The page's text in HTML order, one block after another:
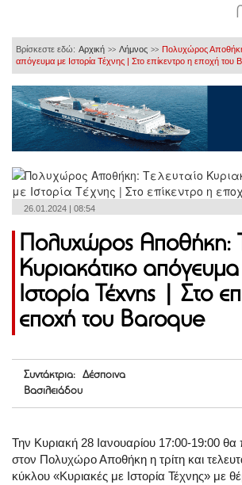
Βρίσκεστε εδώ: Αρχική >> Λήμνος >> Πολυχώρος
απόγευμα με Ιστορία Τέχνης | Στο επίκεντρο η εποχή του
26.01.2024 | 08:54
Πολυχώρος Αποθήκη:
Κυριακάτικο
Ιστορία Τέχνης | Στο
εποχή του Baroque
Συντάκτρια: Δέσποινα
Βασιλειάδου
Την Κυριακή 28 Ιανουαρίου 17:00-19:00 θα
στον Πολυχώρο Αποθήκη η τρίτη και
κύκλου «Κυριακές με Ιστορία Τέχνης» με